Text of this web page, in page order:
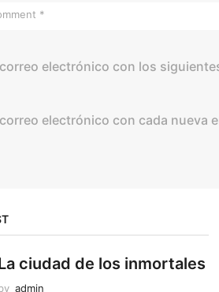
electrónico con los
electrónico con cada nueva
ciudad de los inmortales
admin